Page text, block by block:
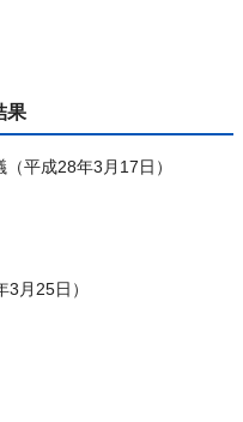
果
平成28年3月17日）
月25日）